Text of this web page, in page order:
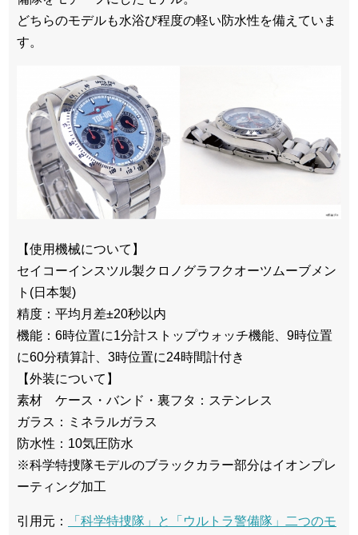
どちらのモデルも水浴び程度の軽い防水性を備えていま
す。
【使用機械について】
セイコーインスツル製クロノグラフクオーツムーブメン
ト(日本製)
精度：平均月差±20秒以内
機能：6時位置に1分計ストップウォッチ機能、9時位置
に60分積算計、3時位置に24時間計付き
【外装について】
素材 ケース・バンド・裏フタ：ステンレス
ガラス：ミネラルガラス
防水性：10気圧防水
※科学特捜隊モデルのブラックカラー部分はイオンプレ
ーティング加工
引用元：
「科学特捜隊」と「ウルトラ警備隊」二つのモ